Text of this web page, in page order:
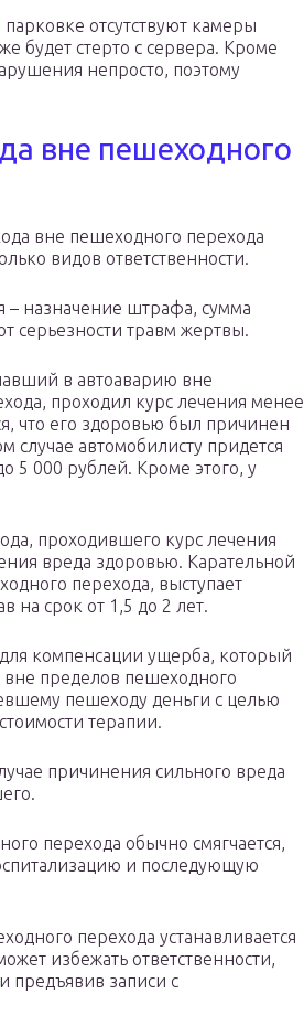
отсутствуют камеры
будет стерто с сервера. Кроме
непросто, поэтому
вне пешеходного
вне пешеходного перехода
видов ответственности.
– назначение штрафа, сумма
серьезности травм жертвы.
в автоаварию вне
проходил курс лечения менее
что его здоровью был причинен
случае автомобилисту придется
5 000 рублей. Кроме этого, у
проходившего курс лечения
вреда здоровью. Карательной
перехода, выступает
на срок от 1,5 до 2 лет.
компенсации ущерба, который
пределов пешеходного
пешеходу деньги с целью
терапии.
причинения сильного вреда
перехода обычно смягчается,
и последующую
перехода устанавливается
избежать ответственности,
предъявив записи с